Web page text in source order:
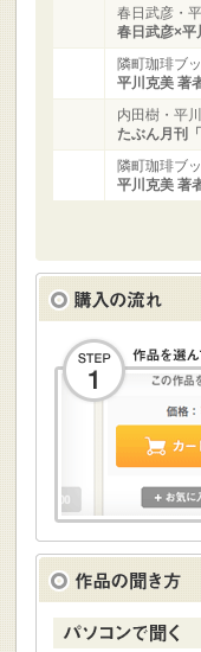
春日武彦・
春日武彦×
隣町珈琲ブ
平川克美
内田樹・平
たぶん月刊
隣町珈琲ブ
平川克美